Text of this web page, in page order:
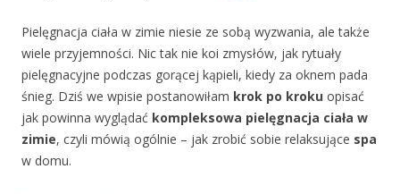
Pielęgnacja ciała w zimie niesie ze sobą wyzwania, ale także
wiele przyjemności. Nic tak nie koi zmysłów, jak rytuały
pielęgnacyjne podczas gorącej kąpieli, kiedy za oknem pada
śnieg. Dziś we wpisie postanowiłam krok po kroku opisać
jak powinna wyglądać kompleksowa pielęgnacja ciała w
zimie, czyli mówią ogólnie – jak zrobić sobie relaksujące spa
w domu.